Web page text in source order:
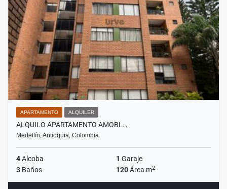
APARTAMENTO ALQUILER
ALQUILO APARTAMENTO AMOBL…
Medellín, Antioquia, Colombia
4Alcoba 1 Garaje
3 Baños 120Área m2